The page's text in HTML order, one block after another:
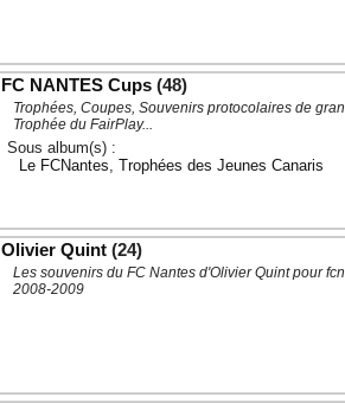
FC NANTES Cups (48)
Trophées, Coupes, Souvenirs protocolaires de
Trophée du FairPlay...
Sous album(s) :
Le FCNantes, Trophées des Jeunes Canaris
Olivier Quint (24)
Les souvenirs du FC Nantes d'Olivier Quint pour
2008-2009